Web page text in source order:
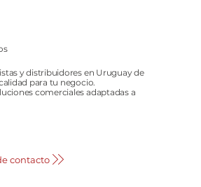
y distribuidores en Uruguay de
para tu negocio.
comerciales adaptadas a
contacto